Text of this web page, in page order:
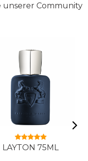
Community
LAYTON 75ML